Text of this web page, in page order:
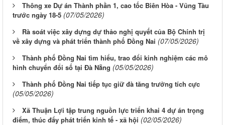
Thông xe Dự án Thành phần 1, cao tốc Biên Hòa - Vũng Tàu
trước ngày 18-5 (07/05/2026)
Rà soát việc xây dựng dự thảo nghị quyết của Bộ Chính trị
về xây dựng và phát triển thành phố Đồng Nai (07/05/2026)
Thành phố Đồng Nai tìm hiểu, trao đổi kinh nghiệm các mô
hình chuyển đổi số tại Đà Nẵng (05/05/2026)
Thành phố Đồng Nai tiếp tục giữ đà tăng trưởng tích cực
(05/05/2026)
Xã Thuận Lợi tập trung nguồn lực triển khai 4 dự án trọng
điểm, thúc đẩy phát triển kinh tế - xã hội (02/05/2026)